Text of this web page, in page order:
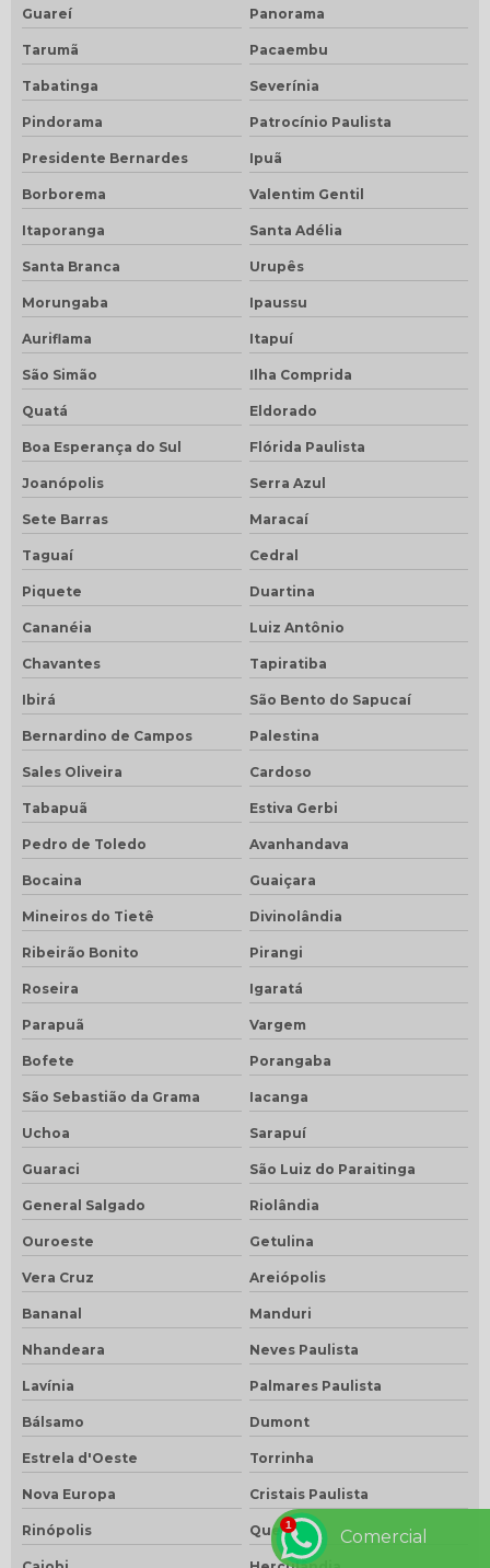
Guareí Panorama
Tarumã Pacaembu
Tabatinga Severínia
Pindorama Patrocínio Paulista
Presidente Bernardes Ipuã
Borborema Valentim Gentil
Itaporanga Santa Adélia
Santa Branca Urupês
Morungaba Ipaussu
Auriflama Itapuí
São Simão Ilha Comprida
Quatá Eldorado
Boa Esperança do Sul Flórida Paulista
Joanópolis Serra Azul
Sete Barras Maracaí
Taguaí Cedral
Piquete Duartina
Cananéia Luiz Antônio
Chavantes Tapiratiba
Ibirá São Bento do Sapucaí
Bernardino de Campos Palestina
Sales Oliveira Cardoso
Tabapuã Estiva Gerbi
Pedro de Toledo Avanhandava
Bocaina Guaiçara
Mineiros do Tietê Divinolândia
Ribeirão Bonito Pirangi
Roseira Igaratá
Parapuã Vargem
Bofete Porangaba
São Sebastião da Grama Iacanga
Uchoa Sarapuí
Guaraci São Luiz do Paraitinga
General Salgado Riolândia
Ouroeste Getulina
Vera Cruz Areiópolis
Bananal Manduri
Nhandeara Neves Paulista
Lavínia Palmares Paulista
Bálsamo Dumont
Estrela d'Oeste Torrinha
Nova Europa Cristais Paulista
Rinópolis Queluz Comercial